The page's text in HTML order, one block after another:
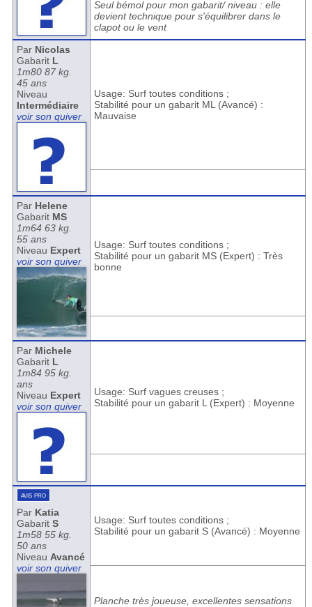
Seul bémol pour mon gabarit/ niveau : elle
devient technique pour s'équilibrer dans le
clapot ou le vent
Par Nicolas
Gabarit L
1m80 87 kg.
45 ans
Niveau
Intermédiaire
voir son quiver
Usage: Surf toutes conditions ;
Stabilité pour un gabarit ML (Avancé) :
Mauvaise
Par Helene
Gabarit MS
1m64 63 kg.
55 ans
Niveau Expert
voir son quiver
Usage: Surf toutes conditions ;
Stabilité pour un gabarit MS (Expert) : Très
bonne
Par Michele
Gabarit L
1m84 95 kg.
ans
Niveau Expert
voir son quiver
Usage: Surf vagues creuses ;
Stabilité pour un gabarit L (Expert) : Moyenne
avis pro
Par Katia
Gabarit S
1m58 55 kg.
50 ans
Niveau Avancé
voir son quiver
Usage: Surf toutes conditions ;
Stabilité pour un gabarit S (Avancé) : Moyenne
Planche très joueuse, excellentes sensations